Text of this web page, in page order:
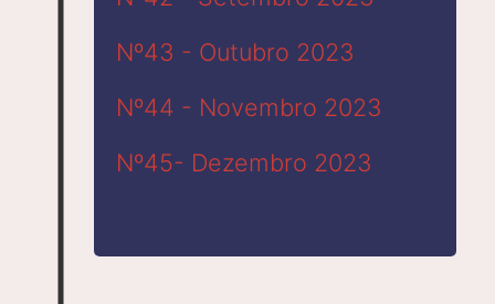
Nº43 - Outubro 2023
Nº44 - Novembro 2023
Nº45- Dezembro 2023